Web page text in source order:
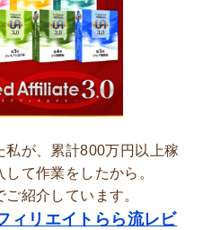
私が、累計800万円以上稼
て作業をしたから。
紹介しています。
ィリエイトらら流レビ